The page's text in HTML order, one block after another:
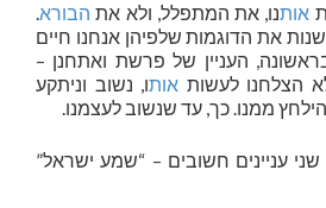
אותנו, את המתפלל, ולא את הבורא.
את הדוגמות שלפיהן אנחנו חיים
העניין של פרשת ואתחנן –
הצלחנו לעשות אותו, נשוב וניתקע
ממנו. כך, עד שנשוב לעצמנו.
עניינים חשובים – “שמע ישראל”